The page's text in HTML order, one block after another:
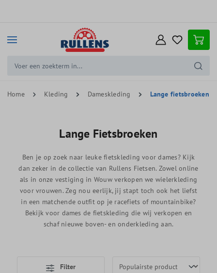
Home Kleding Dameskleding Lange fietsbroeken
Lange Fietsbroeken
Ben je op zoek naar leuke fietskleding voor dames? Kijk
dan zeker in de collectie van Rullens Fietsen. Zowel online
als in onze vestiging in Wouw verkopen we wielerkleding
voor vrouwen. Zeg nou eerlijk, jij stapt toch ook het liefst
in een matchende outfit op je racefiets of mountainbike?
Bekijk voor dames de fietskleding die wij verkopen en
schaf nieuwe boven- en onderkleding aan.
Filter